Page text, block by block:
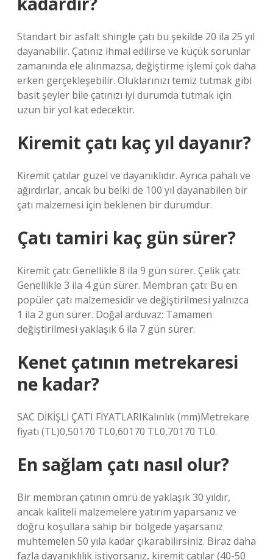
Standart bir asfalt shingle çatı bu şekilde 20 ila 25 yıl
dayanabilir. Çatınız ihmal edilirse ve küçük sorunlar
zamanında ele alınmazsa, değiştirme işlemi çok daha
erken gerçekleşebilir. Oluklarınızı temiz tutmak gibi
basit şeyler bile çatınızı iyi durumda tutmak için
uzun bir yol kat edecektir.
Kiremit çatı kaç yıl dayanır?
Kiremit çatılar güzel ve dayanıklıdır. Ayrıca pahalı ve
ağırdırlar, ancak bu belki de 100 yıl dayanabilen bir
çatı malzemesi için beklenen bir durumdur.
Çatı tamiri kaç gün sürer?
Kiremit çatı: Genellikle 8 ila 9 gün sürer. Çelik çatı:
Genellikle 3 ila 4 gün sürer. Membran çatı: Bu en
popüler çatı malzemesidir ve değiştirilmesi yalnızca
1 ila 2 gün sürer. Doğal arduvaz: Tamamen
değiştirilmesi yaklaşık 6 ila 7 gün sürer.
Kenet çatının metrekaresi
ne kadar?
SAC DİKİŞLİ ÇATI FİYATLARIKalınlık (mm)Metrekare
fiyatı (TL)0,50170 TL0,60170 TL0,70170 TL0.
En sağlam çatı nasıl olur?
Bir membran çatının ömrü de yaklaşık 30 yıldır,
ancak kaliteli malzemelere yatırım yaparsanız ve
doğru koşullara sahip bir bölgede yaşarsanız
muhtemelen 50 yıla kadar çıkarabilirsiniz. Biraz daha
fazla dayanıklılık istiyorsanız, kiremit çatılar (40-50